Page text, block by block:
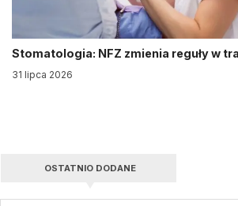
Stomatologia: NFZ zmienia reguły w
31 lipca 2026
OSTATNIO DODANE